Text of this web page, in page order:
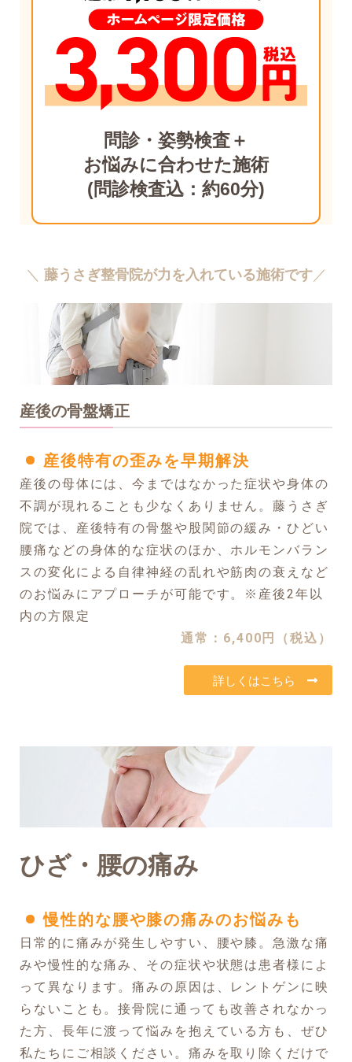
問診・姿勢検査＋
お悩みに合わせた施術
(問診検査込：約60分)
＼ 藤うさぎ整骨院が力を入れている施術です／
産後の骨盤矯正
産後特有の歪みを早期解決
産後の母体には、今まではなかった症状や身体の
不調が現れることも少なくありません。藤うさぎ
院では、産後特有の骨盤や股関節の緩み・ひどい
腰痛などの身体的な症状のほか、ホルモンバラン
スの変化による自律神経の乱れや筋肉の衰えなど
のお悩みにアプローチが可能です。※産後2年以
内の方限定
通常：6,400円（税込）
詳しくはこちら
ひざ・腰の痛み
慢性的な腰や膝の痛みのお悩みも
日常的に痛みが発生しやすい、腰や膝。急激な痛
みや慢性的な痛み、その症状や状態は患者様によ
って異なります。痛みの原因は、レントゲンに映
らないことも。接骨院に通っても改善されなかっ
た方、長年に渡って悩みを抱えている方も、ぜひ
私たちにご相談ください。痛みを取り除くだけで